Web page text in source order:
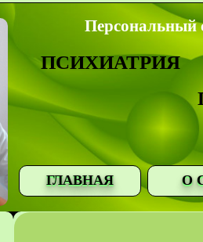
Персональный
ПСИХИАТРИЯ
ГЛАВНАЯ О